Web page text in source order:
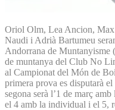
Oriol Olm, Lea Ancion,
Naudi i Adrià Bartumeu
Andorrana de Muntanyisme
de muntanya del Club No
al Campionat del Món de
primera prova es disputarà
segona serà l’1 de març
el 4 amb la individual i el 5,